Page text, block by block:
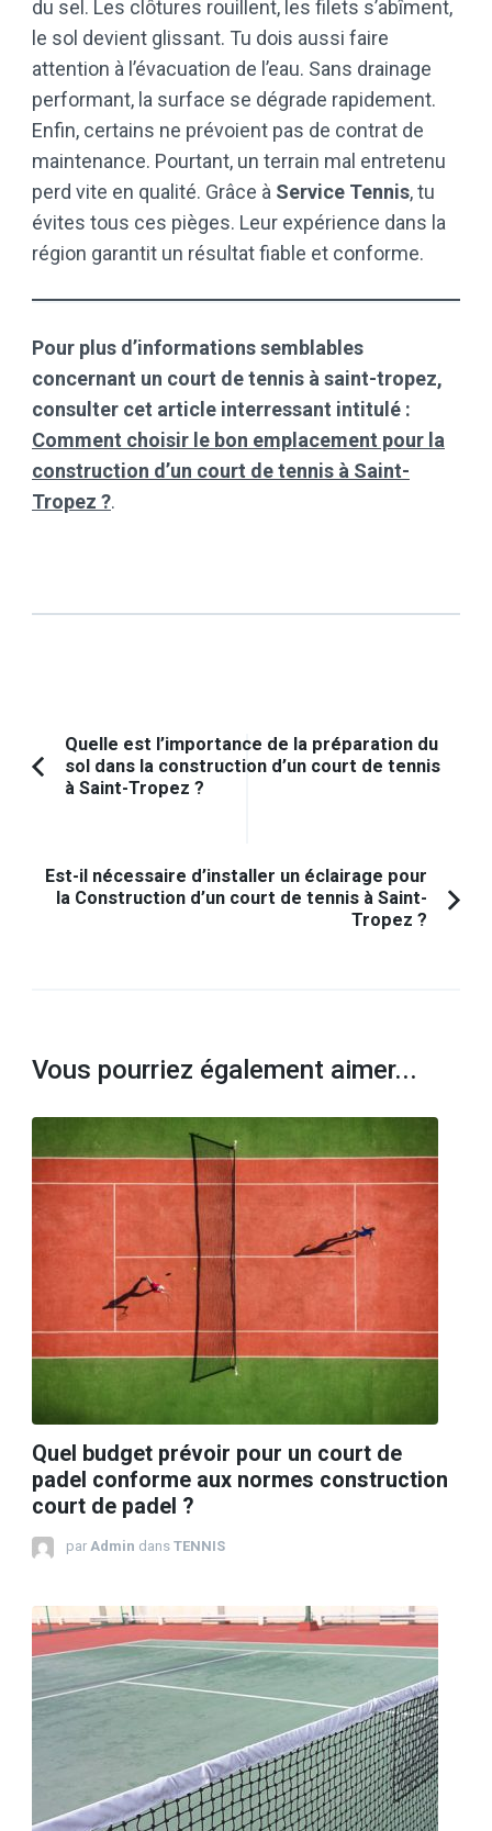
du sel. Les clôtures rouillent, les filets s’abîment,
le sol devient glissant. Tu dois aussi faire
attention à l’évacuation de l’eau. Sans drainage
performant, la surface se dégrade rapidement.
Enfin, certains ne prévoient pas de contrat de
maintenance. Pourtant, un terrain mal entretenu
perd vite en qualité. Grâce à Service Tennis, tu
évites tous ces pièges. Leur expérience dans la
région garantit un résultat fiable et conforme.
Pour plus d’informations semblables
concernant un court de tennis à saint-tropez,
consulter cet article interressant intitulé :
Comment choisir le bon emplacement pour la
construction d’un court de tennis à Saint-
Tropez ?.
Navigation
d'article
Article
Quelle est l’importance de la préparation du
sol dans la construction d’un court de tennis
à Saint-Tropez ?
Est-il nécessaire d’installer un éclairage pour
la Construction d’un court de tennis à Saint-
Tropez ?
Vous pourriez également aimer...
Quel budget prévoir pour un court de
padel conforme aux normes construction
court de padel ?
par Admin dans TENNIS